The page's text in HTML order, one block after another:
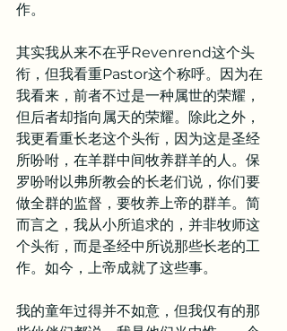
作。
其实我从来不在乎Revenrend这个头
衔，但我看重Pastor这个称呼。因为在
我看来，前者不过是一种属世的荣耀，
但后者却指向属天的荣耀。除此之外，
我更看重长老这个头衔，因为这是圣经
所吩咐，在羊群中间牧养群羊的人。保
罗吩咐以弗所教会的长老们说，你们要
做全群的监督，要牧养上帝的群羊。简
而言之，我从小所追求的，并非牧师这
个头衔，而是圣经中所说那些长老的工
作。如今，上帝成就了这些事。
我的童年过得并不如意，但我仅有的那